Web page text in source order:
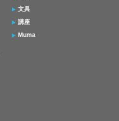
文具
講座
Muma